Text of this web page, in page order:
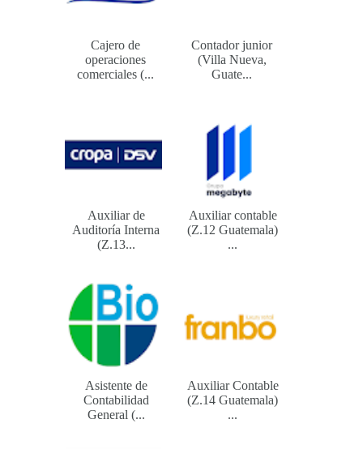
Cajero de
operaciones
comerciales (...
Contador junior
(Villa Nueva,
Guate...
Auxiliar de
Auditoría Interna
(Z.13...
Auxiliar contable
(Z.12 Guatemala)
...
Asistente de
Contabilidad
General (...
Auxiliar Contable
(Z.14 Guatemala)
...